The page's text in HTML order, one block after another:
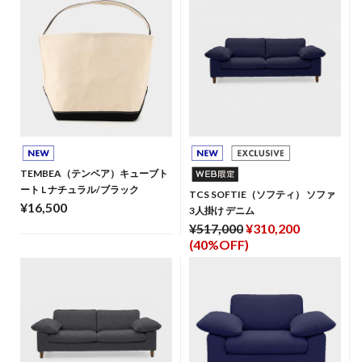
TEMBEA（テンベア）キューブト
ート L ナチュラル/ブラック
¥16,500
TCS SOFTIE（ソフティ） ソファ
3人掛け デニム
¥517,000¥310,200
(40%OFF)